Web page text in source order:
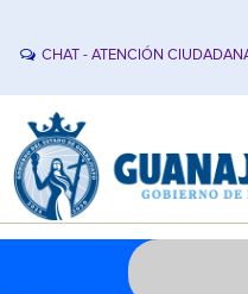
CHAT - ATENCIÓN